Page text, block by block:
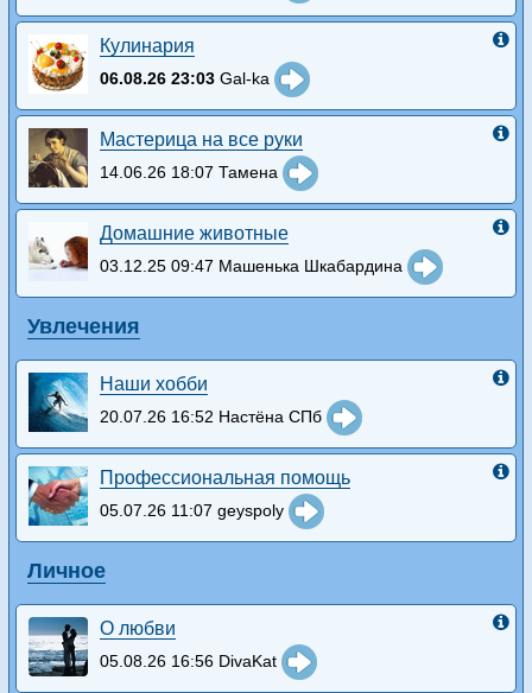
Кулинария
06.08.26 23:03 Gal-ka
Мастерица на все руки
14.06.26 18:07 Тамена
Домашние животные
03.12.25 09:47 Машенька Шкабардина
Увлечения
Наши хобби
20.07.26 16:52 Настёна СПб
Профессиональная помощь
05.07.26 11:07 geyspoly
Личное
О любви
05.08.26 16:56 DivaKat